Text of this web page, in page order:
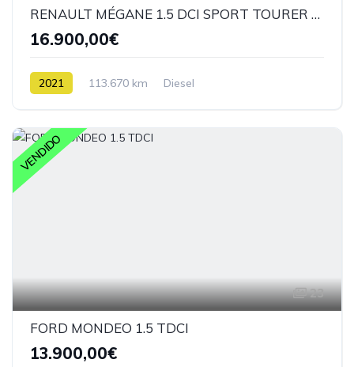
RENAULT MÉGANE 1.5 DCI SPORT TOURER FASE II
16.900,00€
2021 113.670 km Diesel
VENDIDO
23
FORD MONDEO 1.5 TDCI
13.900,00€